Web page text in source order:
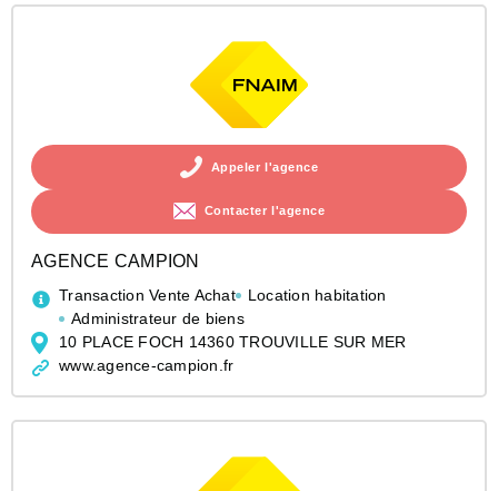
Appeler l'agence
Contacter l'agence
AGENCE CAMPION
Transaction Vente Achat
Location habitation
Administrateur de biens
10 PLACE FOCH 14360 TROUVILLE SUR MER
www.agence-campion.fr